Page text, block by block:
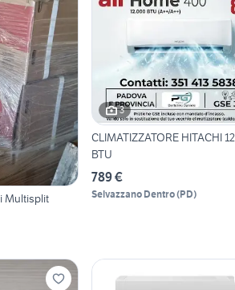
Multisplit
3
CLIMATIZZATORE HITACHI
BTU
789 €
Selvazzano Dentro(PD)